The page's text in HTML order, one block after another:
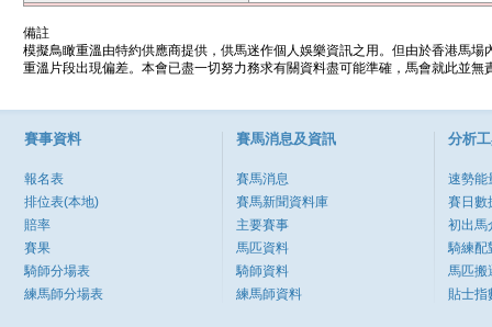
備註
模擬鳥瞰重溫由特約供應商提供，供馬迷作個人娛樂資訊之用。但由於香港馬
重溫片段出現偏差。本會已盡一切努力務求有關資料盡可能準確，馬會就此並
賽事資料
報名表
排位表(本地)
賠率
賽果
騎師分場表
練馬師分場表
賽馬消息及資訊
賽馬消息
賽馬新聞資料庫
主要賽事
馬匹資料
騎師資料
練馬師資料
分析
速勢能
賽日數
初出馬
騎練配
馬匹搬
貼士指